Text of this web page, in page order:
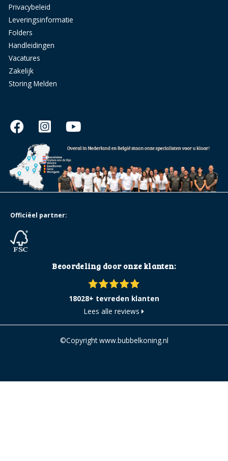
Privacybeleid
Leveringsinformatie
Folders
Handleidingen
Vacatures
Zakelijk
Storing Melden
Beoordeling door onze klanten:
18028+ tevreden klanten
Lees alle reviews
Officiëel partner:
©Copyright www.bubbelkoning.nl